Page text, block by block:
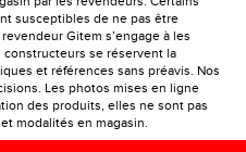
susceptibles de ne pas être
Gitem s’engage à les
constructeurs se réservent la
et références sans préavis. Nos
Les photos mises en ligne
des produits, elles ne sont pas
modalités en magasin.